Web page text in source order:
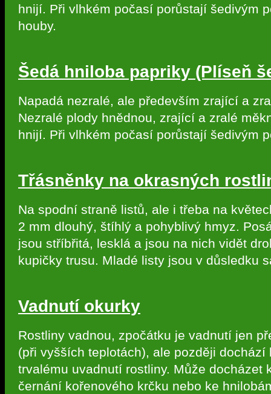
hnijí. Při vlhkém počasí porůstají šedivým
houby.
Šedá hniloba papriky (Plíseň
Napadá nezralé, ale především zrající a
Nezralé plody hnědnou, zrající a zralé
hnijí. Při vlhkém počasí porůstají šedivým
Třásněnky na okrasných
Na spodní straně listů, ale i třeba na
2 mm dlouhý, štíhlý a pohyblivý hmyz.
jsou stříbřitá, lesklá a jsou na nich vidět
kupičky trusu. Mladé listy jsou v důsledku
Vadnutí okurky
Rostliny vadnou, zpočátku je vadnutí jen
(při vyšších teplotách), ale později dochází
trvalému uvadnutí rostliny. Může docházet
černání kořenového krčku nebo ke